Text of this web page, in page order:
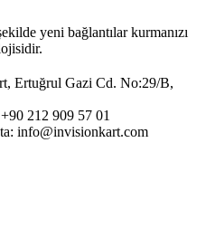
yeni bağlantılar kurmanızı
Ertuğrul Gazi Cd. No:29/B,
212 909 57 01
info@invisionkart.com